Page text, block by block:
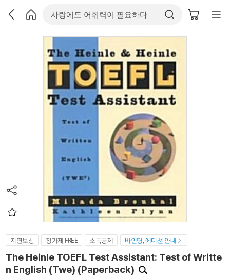
지연보상 정가제 FREE 소득공제 바인딩, 에디션 안내
The Heinle TOEFL Test Assistant: Test of Writte
n English (Twe) (Paperback)